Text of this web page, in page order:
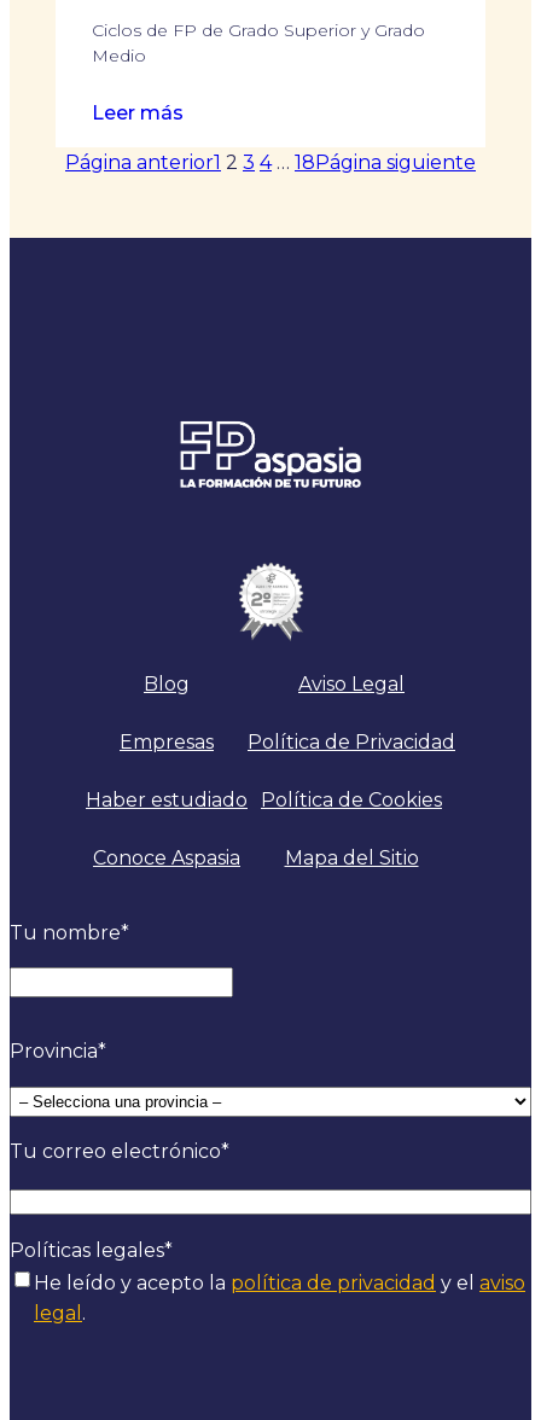
Ciclos de FP de Grado Superior y Grado
Medio
Leer más
Plazos
de
FP
Página anterior1 2 3 4 … 18Página siguiente
Blog
Empresas
Haber estudiado
Conoce Aspasia
Aviso Legal
Política de Privacidad
Política de Cookies
Mapa del Sitio
Tu nombre*
Provincia*
Tu correo electrónico*
Políticas legales*
He leído y acepto la política de privacidad y el aviso
legal .